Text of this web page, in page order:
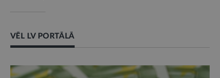
VĒL LV PORTĀLĀ